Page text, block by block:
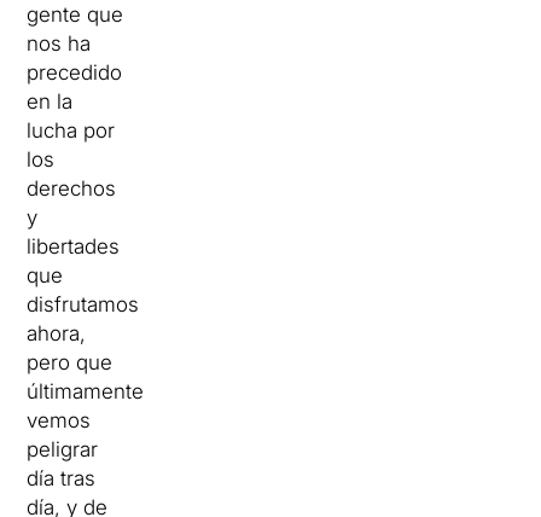
gente que
nos ha
precedido
en la
lucha por
los
derechos
y
libertades
que
disfrutamos
ahora,
pero que
últimamente
vemos
peligrar
día tras
día, y de